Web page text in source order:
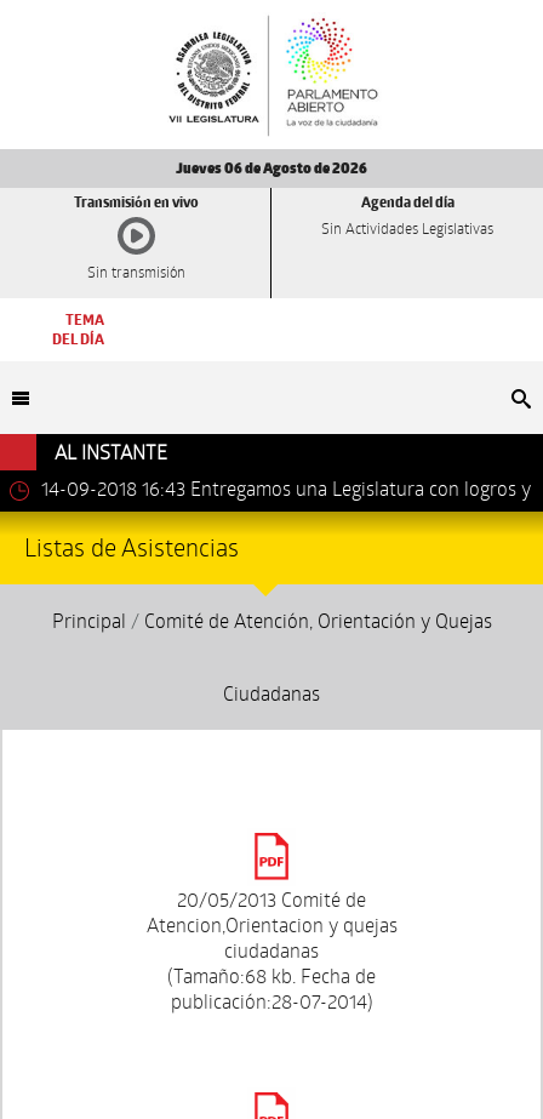
Jueves 06 de Agosto de 2026
Transmisión en vivo
Sin transmisión
Agenda del día
Sin Actividades Legislativas
TEMA
DEL DÍA
AL INSTANTE
14-09-2018 16:43 Entregamos una Legislatura con logros y
avances importantes: Dip. Leonel Luna Estrada.
Listas de Asistencias
Principal / Comité de Atención, Orientación y Quejas
Ciudadanas
20/05/2013 Comité de
Atencion,Orientacion y quejas
ciudadanas
(Tamaño:68 kb. Fecha de
publicación:28-07-2014)